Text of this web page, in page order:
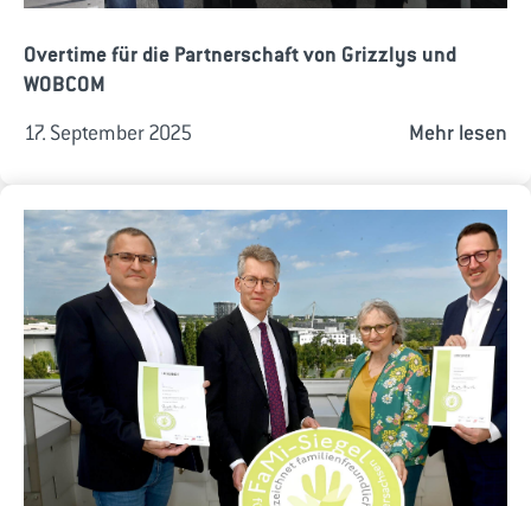
Overtime für die Partnerschaft von Grizzlys und
WOBCOM
17. September 2025 Mehr lesen